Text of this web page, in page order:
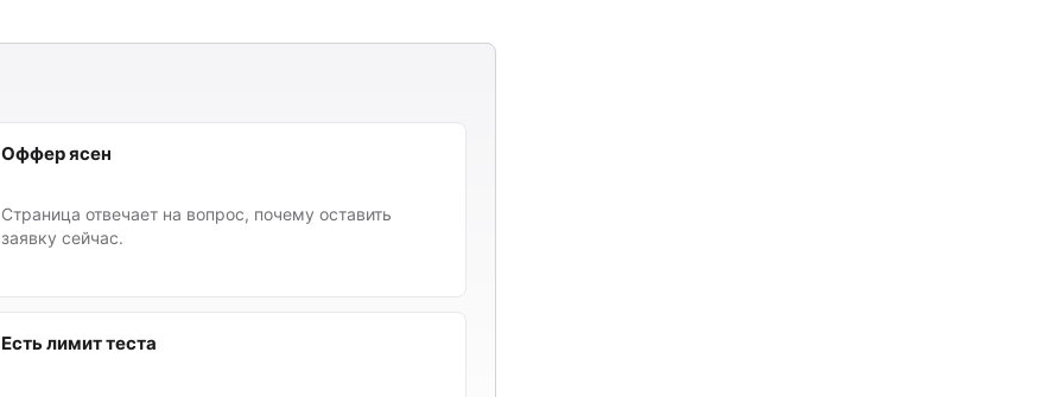
Оффер ясен
Страница отвечает на вопрос, почему оставить
заявку сейчас.
Есть лимит теста